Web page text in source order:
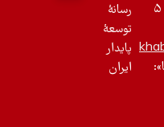
رسانۀ
توسعۀ
پایدار
ایران